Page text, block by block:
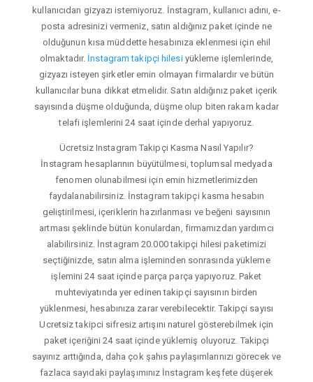
kullanıcıdan gizyazı istemiyoruz. İnstagram, kullanıcı adını, e-
posta adresinizi vermeniz, satın aldığınız paket içinde ne
olduğunun kısa müddette hesabınıza eklenmesi için ehil
olmaktadır. İnstagram takipçi hilesiyükleme işlemlerinde,
gizyazı isteyen şirketler emin olmayan firmalardır ve bütün
kullanıcılar buna dikkat etmelidir. Satın aldığınız paket içerik
sayısında düşme olduğunda, düşme olup biten rakam kadar
telafi işlemlerini 24 saat içinde derhal yapıyoruz.
Ücretsiz Instagram Takipçi Kasma Nasıl Yapılır?
İnstagram hesaplarının büyütülmesi, toplumsal medyada
fenomen olunabilmesi için emin hizmetlerimizden
faydalanabilirsiniz. İnstagram takipçi kasma hesabın
geliştirilmesi, içeriklerin hazırlanması ve beğeni sayısının
artması şeklinde bütün konulardan, firmamızdan yardımcı
alabilirsiniz. İnstagram 20.000 takipçi hilesi paketimizi
seçtiğinizde, satın alma işleminden sonrasında yükleme
işlemini 24 saat içinde parça parça yapıyoruz. Paket
muhteviyatında yer edinen takipçi sayısının birden
yüklenmesi, hesabınıza zarar verebilecektir. Takipçi sayısı
Ucretsiz takipci sifresiz artışını naturel gösterebilmek için
paket içeriğini 24 saat içinde yüklemiş oluyoruz. Takipçi
sayınız arttığında, daha çok şahıs paylaşımlarınızı görecek ve
fazlaca sayıdaki paylaşımınız İnstagram keşfete düşerek